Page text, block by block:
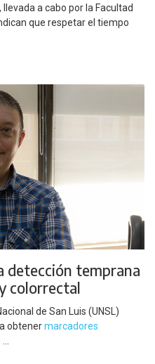
a cabo por la Facultad
que respetar el tiempo
detección temprana
colorrectal
de San Luis (UNSL)
obtenermarcadores